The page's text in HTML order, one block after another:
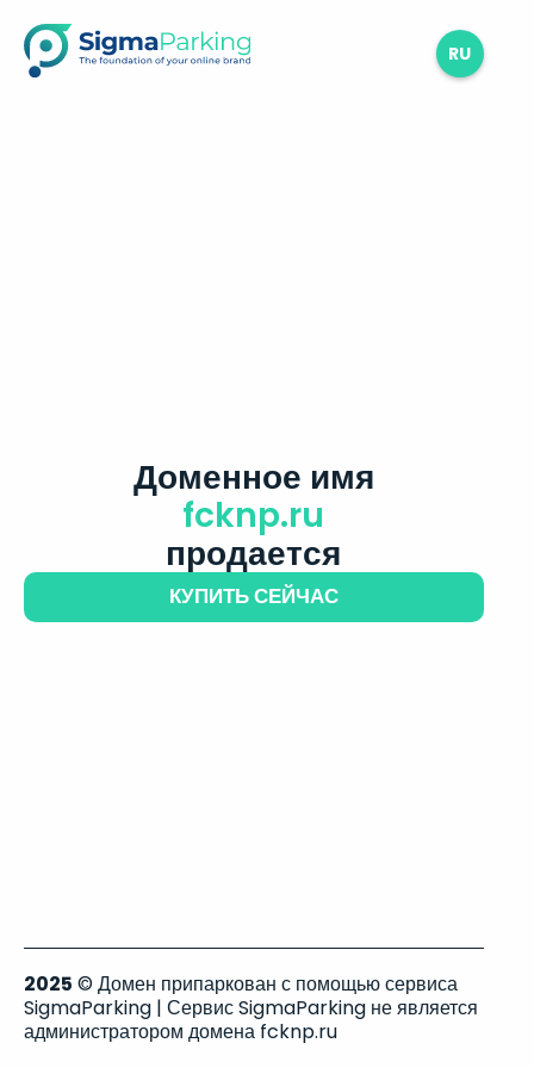
RU
Доменное имя
fcknp.ru
продается
КУПИТЬ СЕЙЧАС
2025 © Домен припаркован с помощью сервиса
SigmaParking | Сервис SigmaParking не является
администратором домена fcknp.ru